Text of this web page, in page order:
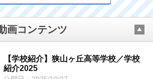
画コンテンツ
【学校紹介】狭山ヶ丘高等学校／学校
紹介2025